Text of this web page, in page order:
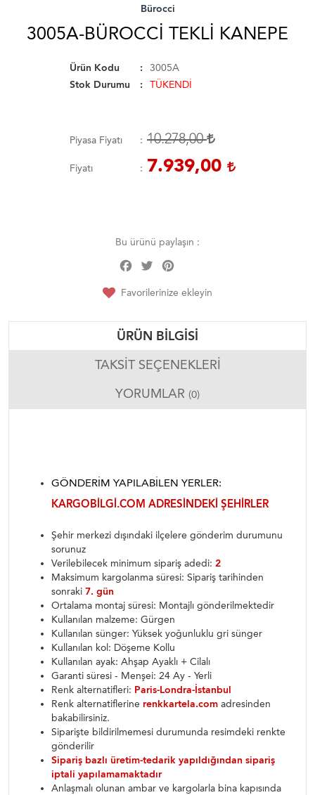
Bürocci
3005A-BÜROCCI TEKLI KANEPE
Ürün Kodu
3005A
Stok Durumu
TÜKENDİ
Piyasa Fiyatı 10.278,00
Fiyatı 7.939,00
Bu ürünü paylaşın :
Facebook
Twitter
Favorilerinize ekleyin
ÜRÜN BILGISI
TAKSIT SEÇENEKLERI
YORUMLAR (0)
GÖNDERIM YAPILABILEN YERLER:
KARGOBILGI.COM ADRESINDEKI ŞEHIRLER
Şehir merkezi dışındaki ilçelere gönderim durumunu
sorunuz
Verilebilecek minimum sipariş adedi: 2
Maksimum kargolanma süresi: Sipariş tarihinden
sonraki 7. gün
Ortalama montaj süresi: Montajlı gönderilmektedir
Kullanılan malzeme: Gürgen
Kullanılan sünger: Yüksek yoğunluklu gri sünger
Kullanılan kol: Döşeme Kollu
Kullanılan ayak: Ahşap Ayaklı + Cilalı
Garanti süresi - Menşei: 24 Ay - Yerli
Renk alternatifleri: Paris-Londra-İstanbul
Renk alternatiflerine renkkartela.com adresinden
bakabilirsiniz.
Siparişte bildirilmemesi durumunda resimdeki renkte
gönderilir
Sipariş bazlı üretim-tedarik yapıldığından sipariş
iptali yapılamamaktadır
Anlaşmalı olunan ambar ve kargolarla bina kapısında